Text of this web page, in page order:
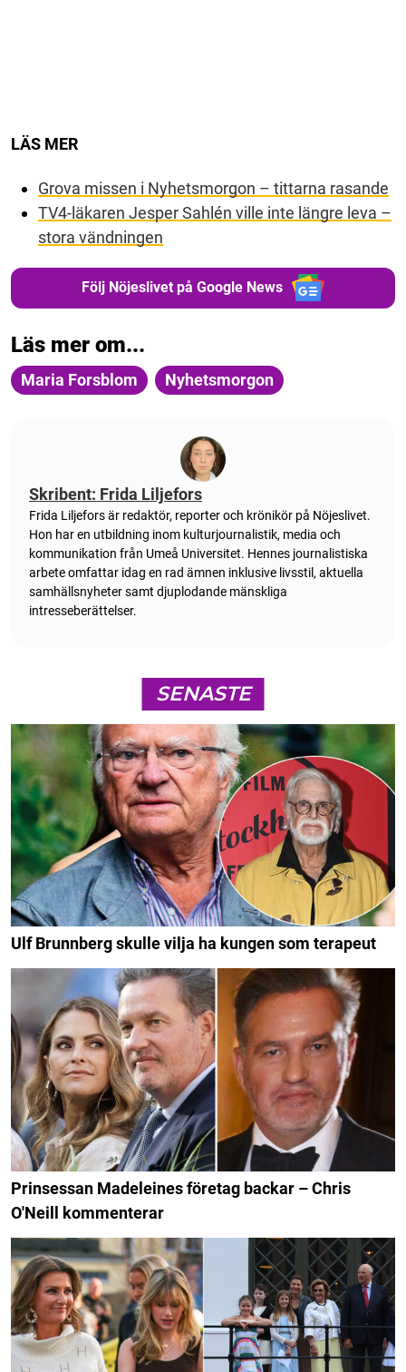
LÄS MER
Grova missen i Nyhetsmorgon – tittarna rasande
TV4-läkaren Jesper Sahlén ville inte längre leva –
stora vändningen
Följ Nöjeslivet på Google News
Läs mer om...
Maria Forsblom Nyhetsmorgon
Skribent: Frida Liljefors
Frida Liljefors är redaktör, reporter och krönikör på Nöjeslivet.
Hon har en utbildning inom kulturjournalistik, media och
kommunikation från Umeå Universitet. Hennes journalistiska
arbete omfattar idag en rad ämnen inklusive livsstil, aktuella
samhällsnyheter samt djuplodande mänskliga
intresseberättelser.
SENASTE
Ulf Brunnberg skulle vilja ha kungen som terapeut
Prinsessan Madeleines företag backar – Chris
O'Neill kommenterar